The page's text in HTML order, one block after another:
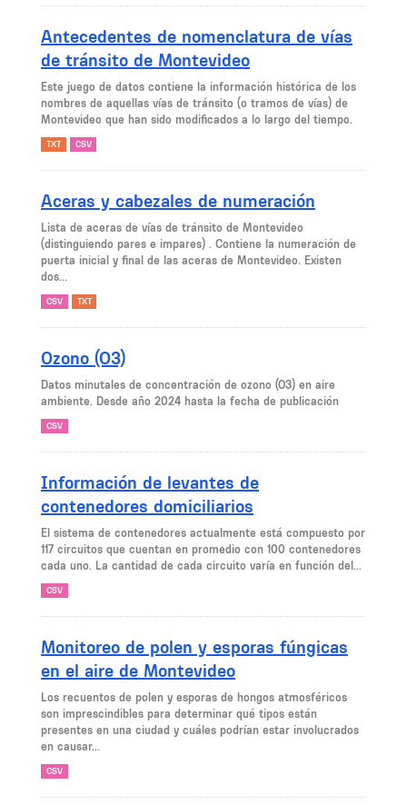
Antecedentes de nomenclatura de vías
de tránsito de Montevideo
Este juego de datos contiene la información histórica de los
nombres de aquellas vías de tránsito (o tramos de vías) de
Montevideo que han sido modificados a lo largo del tiempo.
TXT CSV
Aceras y cabezales de numeración
Lista de aceras de vías de tránsito de Montevideo
(distinguiendo pares e impares) . Contiene la numeración de
puerta inicial y final de las aceras de Montevideo. Existen
dos...
CSV TXT
Ozono (O3)
Datos minutales de concentración de ozono (O3) en aire
ambiente. Desde año 2024 hasta la fecha de publicación
CSV
Información de levantes de
contenedores domiciliarios
El sistema de contenedores actualmente está compuesto por
117 circuitos que cuentan en promedio con 100 contenedores
cada uno. La cantidad de cada circuito varía en función del...
CSV
Monitoreo de polen y esporas fúngicas
en el aire de Montevideo
Los recuentos de polen y esporas de hongos atmosféricos
son imprescindibles para determinar qué tipos están
presentes en una ciudad y cuáles podrían estar involucrados
en causar...
CSV